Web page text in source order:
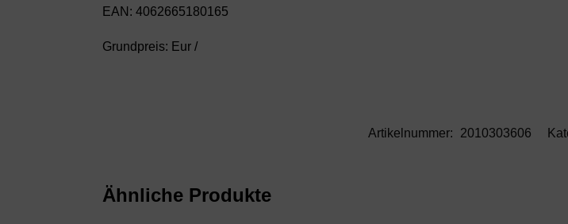
EAN: 4062665180165
Grundpreis: Eur /
Artikelnummer: 2010303606
Ähnliche Produkte